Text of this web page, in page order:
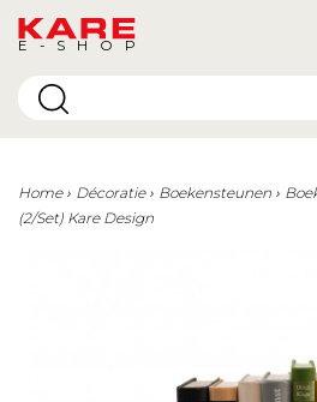
E-SHOP
Home Décoratie Boekensteunen
(2/Set) Kare Design